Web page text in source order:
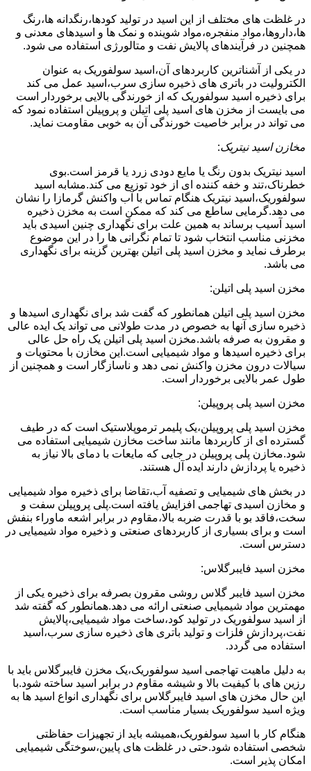
در غلظت های مختلف از این اسید در تولید کودها،رنگدانه ها،رنگ
ها،داروها،مواد منفجره،مواد شوینده و نمک ها و اسیدهای معدنی و
همچنین در فرآیندهای پالایش نفت و متالورژی استفاده می شود.
در یکی از آشناترین کاربردهای آن،اسید سولفوریک به عنوان
الکترولیت در باتری های ذخیره سازی سرب،اسید عمل می کند
برای ذخیره اسید سولفوریک که از خورندگی بالایی برخوردار است
می بایست از مخزن های اسید پلی اتیلن و پروپیلن استفاده نمود که
می تواند در برابر خاصیت خورندگی آن به خوبی مقاومت نماید.
مخازن اسید نیتریک:
اسید نیتریک بدون رنگ یا مایع دودی زرد یا قرمز است.بوی
خطرناک،تند و خفه کننده ای از خود توزیع می کند.مشابه اسید
سولفوریک،اسید نیتریک هنگام تماس با آب واکنش گرمازا را نشان
می دهد.گرمایی ساطع می کند که ممکن است به مخزن ذخیره
اسید آسیب برساند به همین علت برای نگهداری چنین اسیدی باید
مخزنی مناسب انتخاب شود تا تمام نگرانی ها را در این موضوع
برطرف نماید و مخزن اسید پلی اتیلن بهترین گزینه برای نگهداری
می باشد.
مخزن اسید پلی اتیلن:
مخزن اسید پلی اتیلن همانطور که گفت شد برای نگهداری اسیدها و
ذخیره سازی آنها به خصوص در مدت طولانی می تواند یک ایده عالی
و مقرون به صرفه باشد.مخزن اسید پلی اتیلن یک راه حل عالی
برای ذخیره اسیدها و مواد شیمیایی است.این مخازن با محتویات و
سیالات درون مخزن واکنش نمی دهد و ناسازگار است و همچنین از
طول عمر بالایی برخوردار است.
مخزن اسید پلی پروپیلن:
مخزن اسید پلی پروپیلن،یک پلیمر ترموپلاستیک است که در طیف
گسترده ای از کاربردها مانند ساخت مخازن شیمیایی استفاده می
شود.مخازن پلی پروپیلن در جایی که مایعات با دمای بالا نیاز به
ذخیره یا پردازش دارند ایده آل هستند.
در بخش های شیمیایی و تصفیه آب،تقاضا برای ذخیره مواد شیمیایی
و مخازن اسیدی تهاجمی افزایش یافته است.پلی پروپیلن سفت و
سخت،فاقد بو با قدرت ضربه بالا،مقاوم در برابر اشعه ماوراء بنفش
است و برای بسیاری از کاربردهای صنعتی و ذخیره مواد شیمیایی در
دسترس است.
مخزن اسید فایبرگلاس:
مخزن اسید فایبر گلاس روشی مقرون بصرفه برای ذخیره یکی از
مهمترین مواد شیمیایی صنعتی ارائه می دهد.همانطور که گفته شد
از اسید سولفوریک در تولید کود،ساخت مواد شیمیایی،پالایش
نفت،پردازش فلزات و تولید باتری های ذخیره سازی سرب،اسید
استفاده می گردد.
به دلیل ماهیت تهاجمی اسید سولفوریک،یک مخزن فایبرگلاس باید با
رزین های با کیفیت بالا و شیشه مقاوم در برابر اسید ساخته شود.با
این حال مخزن های اسید فایبرگلاس برای نگهداری انواع اسید ها به
ویژه اسید سولفوریک بسیار مناسب است.
هنگام کار با اسید سولفوریک،همیشه باید از تجهیزات حفاظتی
شخصی استفاده شود.حتی در غلظت های پایین،سوختگی شیمیایی
امکان پذیر است.